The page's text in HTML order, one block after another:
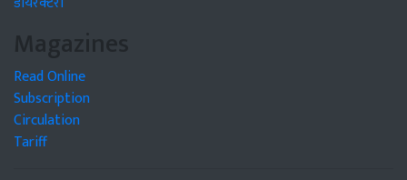
Magazines
Read Online
Subscription
Circulation
Tariff